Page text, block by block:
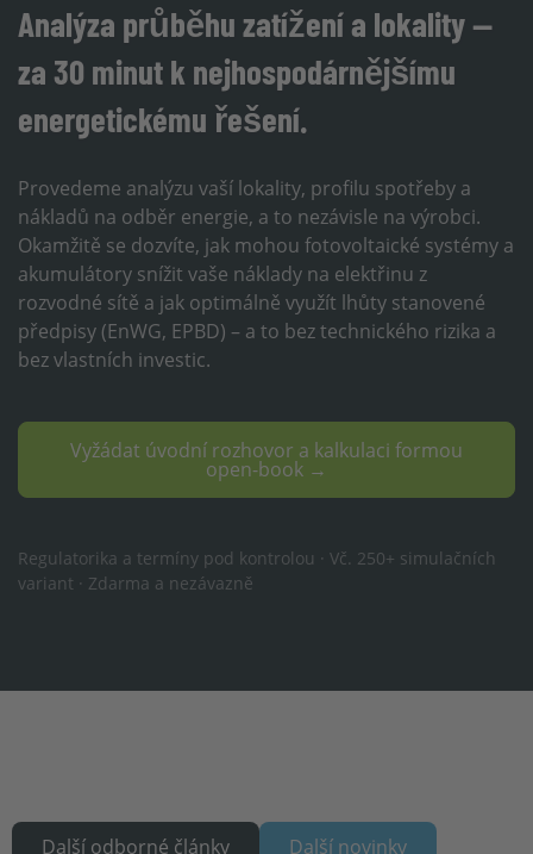
Analýza průběhu zatížení a lokality —
za 30 minut k nejhospodárnějšímu
energetickému řešení.
Provedeme analýzu vaší lokality, profilu spotřeby a
nákladů na odběr energie, a to nezávisle na výrobci.
Okamžitě se dozvíte, jak mohou fotovoltaické systémy a
akumulátory snížit vaše náklady na elektřinu z
rozvodné sítě a jak optimálně využít lhůty stanovené
předpisy (EnWG, EPBD) – a to bez technického rizika a
bez vlastních investic.
Vyžádat úvodní rozhovor a kalkulaci formou
open-book →
Regulatorika a termíny pod kontrolou · Vč. 250+ simulačních
variant · Zdarma a nezávazně
Další odborné články Další novinky